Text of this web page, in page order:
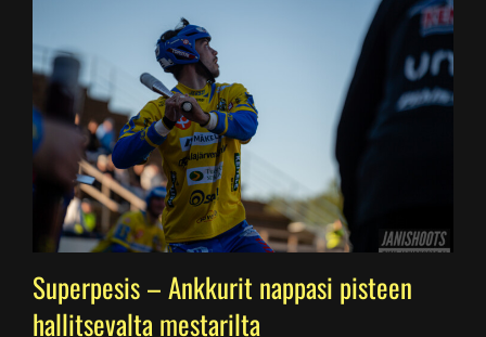
Superpesis – Ankkurit nappasi pisteen
hallitsevalta mestarilta